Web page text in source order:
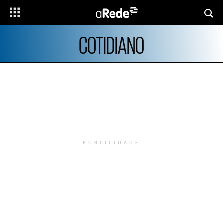
COTIDIANO
PUBLICIDADE